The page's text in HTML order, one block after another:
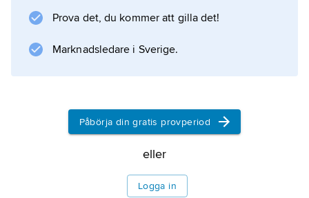
Information om artikeln
Prova det, du kommer att gilla det!
Marknadsledare i Sverige.
Påbörja din gratis provperiod
eller
Logga in